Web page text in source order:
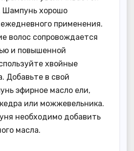
Шампунь хорошо
применения.
волос сопровождается
и повышенной
хвойные
Добавьте в свой
эфирное масло ели,
или можжевельника.
необходимо добавить
масла.